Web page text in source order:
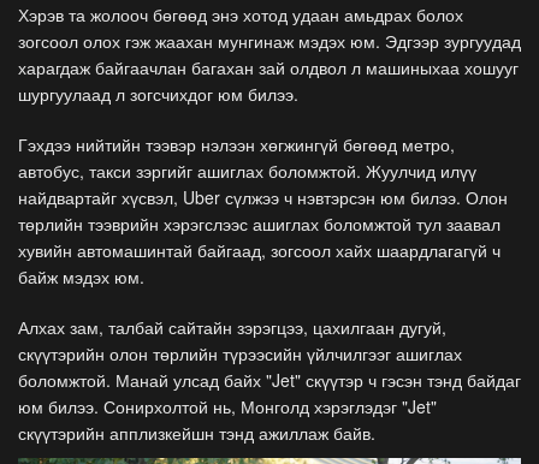
Хэрэв та жолооч бөгөөд энэ хотод удаан амьдрах болох
зогсоол олох гэж жаахан мунгинаж мэдэх юм. Эдгээр зургуудад
харагдаж байгаачлан багахан зай олдвол л машиныхаа хошууг
шургуулаад л зогсчихдог юм билээ.
Гэхдээ нийтийн тээвэр нэлээн хөгжингүй бөгөөд метро,
автобус, такси зэргийг ашиглах боломжтой. Жуулчид илүү
найдвартайг хүсвэл, Uber сүлжээ ч нэвтэрсэн юм билээ. Олон
төрлийн тээврийн хэрэгслээс ашиглах боломжтой тул заавал
хувийн автомашинтай байгаад, зогсоол хайх шаардлагагүй ч
байж мэдэх юм.
Алхах зам, талбай сайтайн зэрэгцээ, цахилгаан дугуй,
скүүтэрийн олон төрлийн түрээсийн үйлчилгээг ашиглах
боломжтой. Манай улсад байх "Jet" скүүтэр ч гэсэн тэнд байдаг
юм билээ. Сонирхолтой нь, Монголд хэрэглэдэг "Jet"
скүүтэрийн апплизкейшн тэнд ажиллаж байв.